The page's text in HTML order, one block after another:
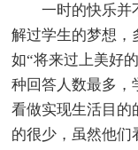
一时的快乐并
解过学生的梦想，
如“将来过上美好
种回答人数最多，
看做实现生活目的
的很少，虽然他们